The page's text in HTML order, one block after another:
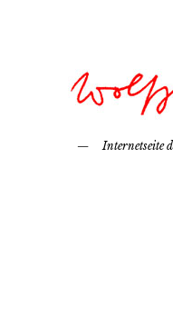
Internetseite